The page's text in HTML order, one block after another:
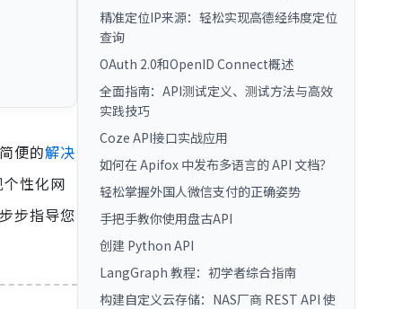
便的解决
性化网
步指导您
精准定位IP来源：轻松实现高德经纬度定位
查询
OAuth 2.0和OpenID Connect概述
全面指南：API测试定义、测试方法与高效
实践技巧
Coze API接口实战应用
如何在 Apifox 中发布多语言的 API 文档？
轻松掌握外国人微信支付的正确姿势
手把手教你使用盘古API
创建 Python API
LangGraph 教程：初学者综合指南
构建自定义云存储：NAS厂商 REST API 使